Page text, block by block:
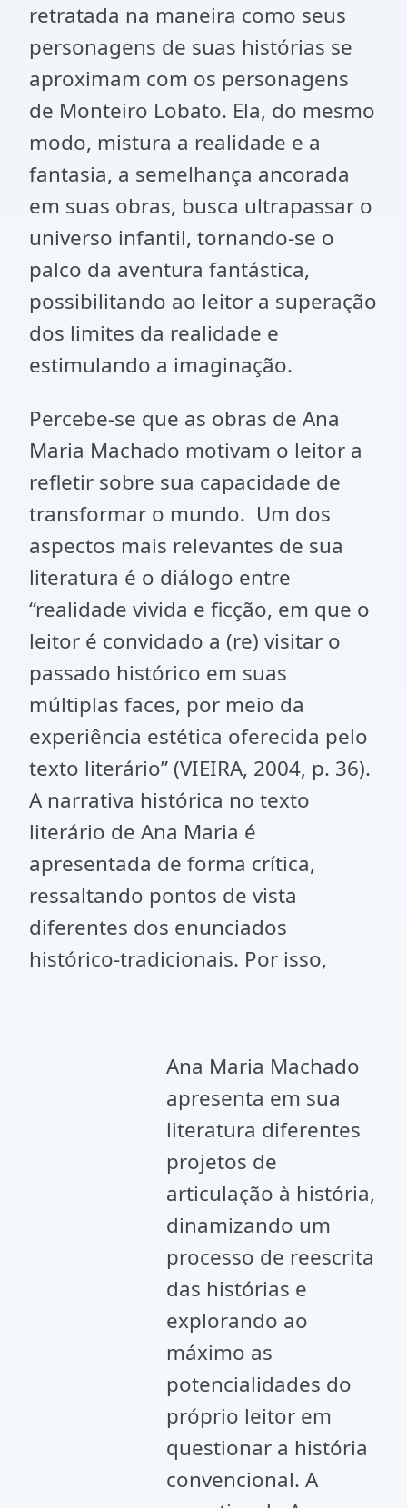
retratada na maneira como seus
personagens de suas histórias se
aproximam com os personagens
de Monteiro Lobato. Ela, do mesmo
modo, mistura a realidade e a
fantasia, a semelhança ancorada
em suas obras, busca ultrapassar o
universo infantil, tornando-se o
palco da aventura fantástica,
possibilitando ao leitor a superação
dos limites da realidade e
estimulando a imaginação.
Percebe-se que as obras de Ana
Maria Machado motivam o leitor a
refletir sobre sua capacidade de
transformar o mundo. Um dos
aspectos mais relevantes de sua
literatura é o diálogo entre
“realidade vivida e ficção, em que o
leitor é convidado a (re) visitar o
passado histórico em suas
múltiplas faces, por meio da
experiência estética oferecida pelo
texto literário” (VIEIRA, 2004, p. 36).
A narrativa histórica no texto
literário de Ana Maria é
apresentada de forma crítica,
ressaltando pontos de vista
diferentes dos enunciados
histórico-tradicionais. Por isso,
Ana Maria Machado
apresenta em sua
literatura diferentes
projetos de
articulação à história,
dinamizando um
processo de reescrita
das histórias e
explorando ao
máximo as
potencialidades do
próprio leitor em
questionar a história
convencional. A